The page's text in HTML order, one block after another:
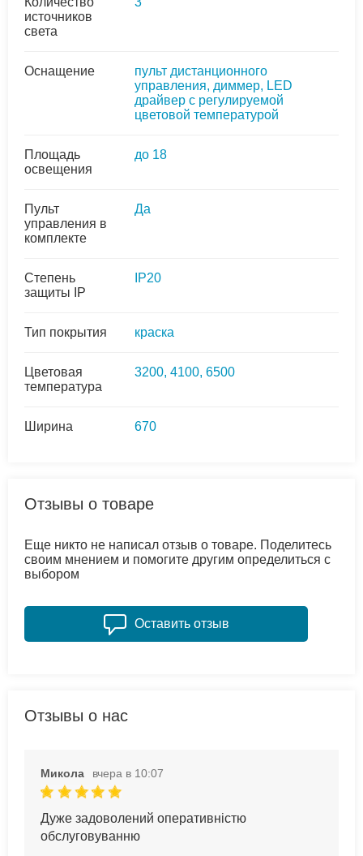
источников
света
Оснащение
пульт дистанционного
управления, диммер, LED
драйвер с регулируемой
цветовой температурой
Площадь
освещения
до 18
Пульт
управления в
комплекте
Да
Степень
защиты IP
IP20
Тип покрытия краска
Цветовая
температура
3200, 4100, 6500
Ширина 670
Отзывы о товаре
Еще никто не написал отзыв о товаре. Поделитесь
своим мнением и помогите другим определиться с
выбором
Оставить отзыв
Отзывы о нас
Микола вчера в 10:07
Дуже задоволений оперативністю
обслуговуванню